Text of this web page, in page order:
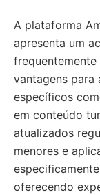
A plataforma
apresenta um
vantagens para
específicos
em conteúdo
atualizados
menores e
oferecendo